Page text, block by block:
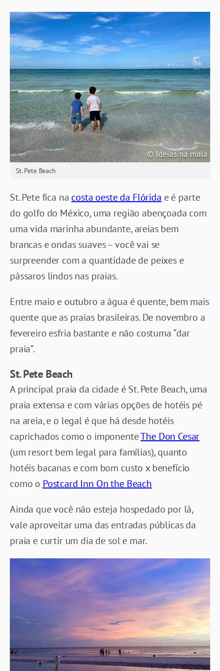
St. Pete Beach
St. Pete fica na costa oeste da Flórida e é parte
do golfo do México, uma região abençoada com
uma vida marinha abundante, areias bem
brancas e ondas suaves – você vai se
surpreender com a quantidade de peixes e
pássaros lindos nas praias.
Entre maio e outubro a água é quente, bem mais
quente que as praias brasileiras. De novembro a
fevereiro esfria bastante e não costuma “dar
praia”.
St. Pete Beach
A principal praia da cidade é St. Pete Beach, uma
praia extensa e com várias opções de hotéis pé
na areia, e o legal é que há desde hotéis
caprichados como o imponenteThe Don Cesar
(um resort bem legal para famílias), quanto
hotéis bacanas e com bom custo x benefício
como o Postcard Inn On the Beach
Ainda que você não esteja hospedado por lá,
vale aproveitar uma das entradas públicas da
praia e curtir um dia de sol e mar.